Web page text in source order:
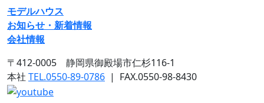
モデルハウス
お知らせ・新着情報
会社情報
〒412-0005 静岡県御殿場市仁杉116-1
本社 TEL.0550-89-0786 | FAX.0550-98-8430